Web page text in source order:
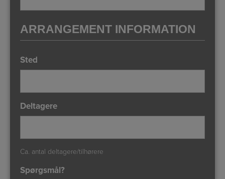
ARRANGEMENT INFORMATION
Sted
Deltagere
Ca. antal deltagere/tilhørere
Spørgsmål?